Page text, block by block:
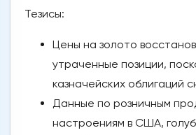
Тезисы:
Цены на золото
утраченные позиции,
казначейских облигаций
Данные по розничным
настроениям в США,